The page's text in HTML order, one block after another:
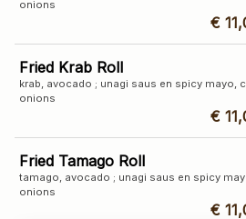
onions
€
Fried Krab Roll
krab, avocado ​; unagi saus en spicy mayo,
onions
€
Fried Tamago Roll
tamago, avocado ​; unagi saus en spicy
onions
€